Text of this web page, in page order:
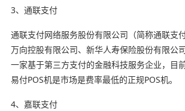
3、通联支付
通联支付网络服务股份有限公司（简称通联支
万向控股有限公司、新华人寿保险股份有限公
一家基于第三方支付的金融科技服务企业，目
易付POS机是市场是费率最低的正规POS机。
4、嘉联支付